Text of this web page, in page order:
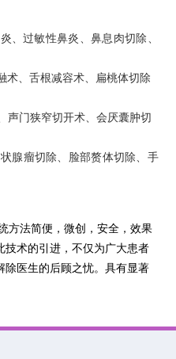
、过敏性鼻炎、鼻息肉切除、
术、舌根减容术、扁桃体切除
声门狭窄切开术、会厌囊肿切
腺瘤切除、脸部赘体切除、手
方法简便，微创，安全，效果
技术的引进，不仅为广大患者
除医生的后顾之忧。具有显著